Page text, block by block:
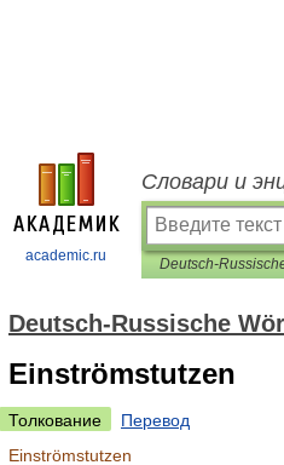
academic.ru
Словари и
Deutsch-Russische
Einströmstutzen
Толкование
Перевод
Einströmstutzen